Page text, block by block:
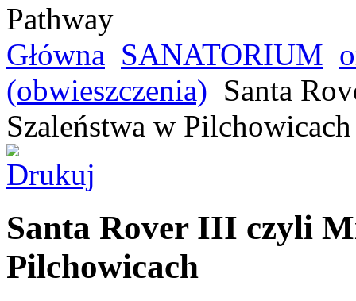
Pathway
Główna SANATORIUM
(obwieszczenia) Santa
Szaleństwa w Pilchowicach
Santa Rover III czyli
Pilchowicach